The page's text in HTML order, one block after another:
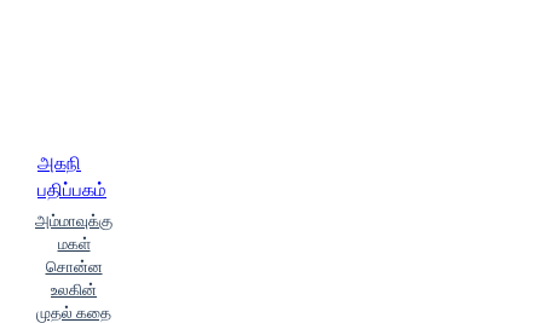
அகநி
பதிப்பகம்
அம்மாவுக்கு
மகள்
சொன்ன
உலகின்
முதல் கதை